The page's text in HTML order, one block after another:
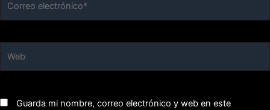
Guarda mi nombre, correo electrónico y web en este